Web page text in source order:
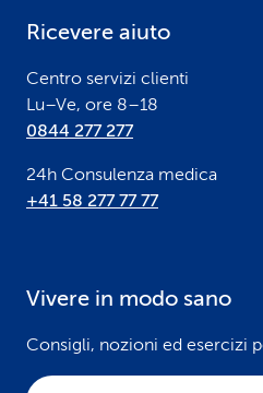
Ricevere aiuto
Centro servizi clienti
Lu–Ve, ore 8–18
0844 277 277
24h Consulenza medica
+41 58 277 77 77
Vivere in modo sano
Consigli, nozioni ed esercizi